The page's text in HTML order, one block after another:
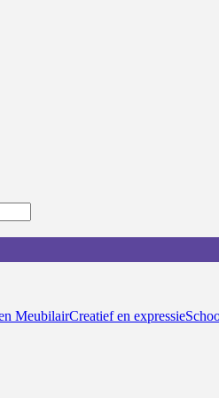
MeubilairCreatief en expressie